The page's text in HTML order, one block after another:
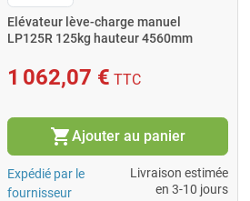
Elévateur lève-charge manuel
LP125R 125kg hauteur 4560mm
1 062,07 € TTC
shopping_cartAjouter au panier
Expédié par le
fournisseur
Livraison estimée
en 3-10 jours